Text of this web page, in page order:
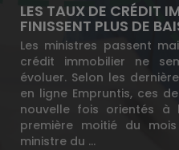
LES TAUX DE CRÉDIT
FINISSENT PLUS DE
Les ministres passent
crédit immobilier ne
évoluer. Selon les
en ligne Empruntis, ces
nouvelle fois orientés
première moitié du
ministre du …